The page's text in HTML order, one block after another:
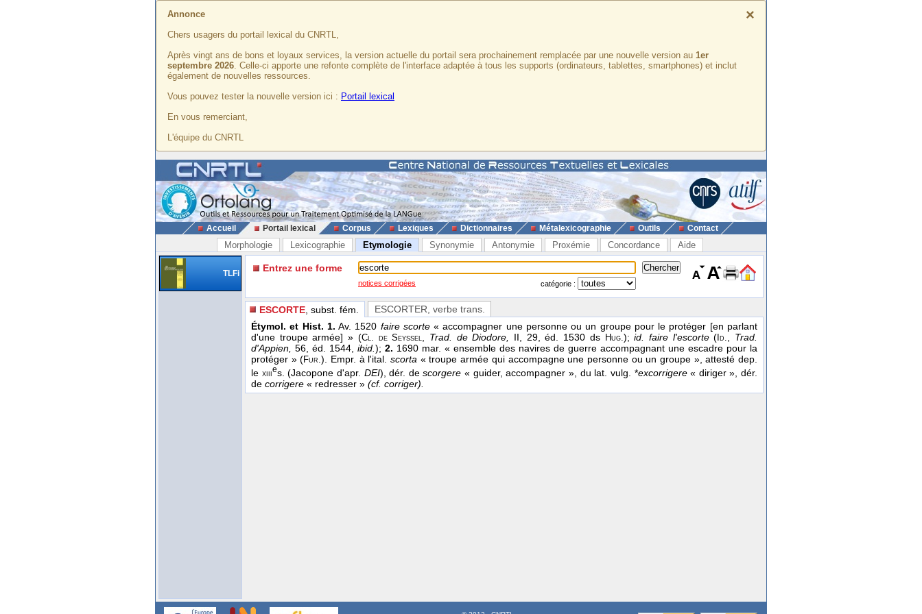
×
Annonce
Chers usagers du portail lexical du CNRTL,
Après vingt ans de bons et loyaux services, la version actuelle du portail sera prochainement remplacée par une nouvelle version au 1er
septembre 2026. Celle-ci apporte une refonte complète de l'interface adaptée à tous les supports (ordinateurs, tablettes, smartphones) et inclut
également de nouvelles ressources.
Vous pouvez tester la nouvelle version ici : Portail lexical
En vous remerciant,
L'équipe du CNRTL
Accueil Portail lexical Corpus Lexiques Dictionnaires Métalexicographie Outils Contact
Morphologie Lexicographie Etymologie Synonymie Antonymie Proxémie Concordance Aide
TLFi Entrez une forme
notices corrigées catégorie :
ESCORTE , subst. fém. ESCORTER , verbe trans.
Étymol. et Hist. 1. Av. 1520 faire scorte« accompagner une personne ou un groupe pour le protéger [en parlant
d'une troupe armée] » (Cl. de Seyssel, Trad. de Diodore, II, 29, éd. 1530 ds Hug.);id. faire l'escorte( Id., Trad.
d'Appien, 56, éd. 1544, ibid.); 2. 1690 mar. « ensemble des navires de guerre accompagnant une escadre pour la
protéger » (Fur.). Empr. à l'ital. scorta « troupe armée qui accompagne une personne ou un groupe », attesté dep.
le xiiies. (Jacopone d'apr. DEI), dér. descorgere« guider, accompagner », du lat. vulg. *excorrigere« diriger », dér.
de corrigere « redresser » (cf. corriger).